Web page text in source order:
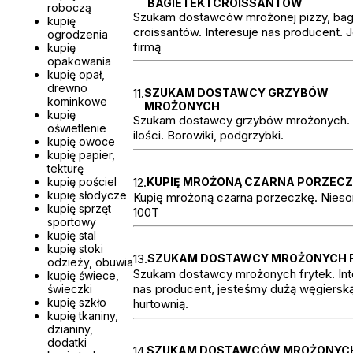
roboczą
kupię
ogrodzenia
kupię
opakowania
kupię opał,
drewno
kominkowe
kupię
oświetlenie
kupię owoce
kupię papier,
tekturę
kupię pościel
kupię słodycze
kupię sprzęt
sportowy
kupię stal
kupię stoki
odzieży, obuwia
kupię świece,
świeczki
kupię szkło
kupię tkaniny,
dzianiny,
dodatki
Szukam dostawców mrożonej pizzy,
croissantów. Interesuje nas producent.
firmą
11.SZUKAM DOSTAWCY GRZYBÓW
MROŻONYCH
Szukam dostawcy grzybów mrożonych.
ilości. Borowiki, podgrzybki.
12.KUPIĘ MROŻONĄ CZARNA
Kupię mrożoną czarna porzeczkę.
100T
13.SZUKAM DOSTAWCY MROŻONYCH
Szukam dostawcy mrożonych frytek.
nas producent, jesteśmy dużą
hurtownią.
SZUKAM DOSTAWCÓW